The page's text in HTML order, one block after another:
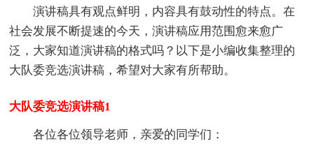
演讲稿具有观点鲜明，内容具有鼓动性的特点。在
社会发展不断提速的今天，演讲稿应用范围愈来愈广
泛，大家知道演讲稿的格式吗？以下是小编收集整理的
大队委竞选演讲稿，希望对大家有所帮助。
大队委竞选演讲稿1
各位各位领导老师，亲爱的同学们：